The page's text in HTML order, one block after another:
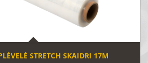
STRETCH SKAIDRI 17Μ